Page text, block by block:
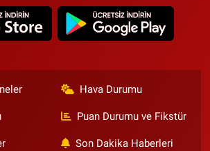
Hava Durumu
Puan Durumu ve Fikstür
Son Dakika Haberleri